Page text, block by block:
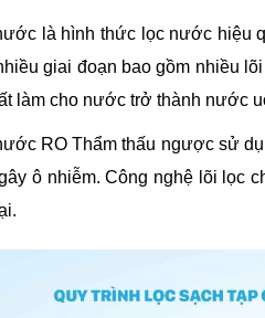
là hình thức lọc nước hiệu
giai đoạn bao gồm nhiều
làm cho nước trở thành nước
RO Thẩm thấu ngược sử
ô nhiễm. Công nghệ lõi lọc